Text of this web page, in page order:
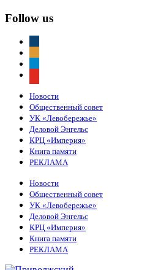
Follow us
Новости
Общественный совет
УК «Левобережье»
Деловой Энгельс
КРЦ «Империя»
Книга памяти
РЕКЛАМА
Новости
Общественный совет
УК «Левобережье»
Деловой Энгельс
КРЦ «Империя»
Книга памяти
РЕКЛАМА